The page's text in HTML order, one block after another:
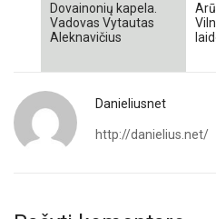
Dovainonių kapela.
Vadovas Vytautas
Aleknavičius
Danieliusnet
http://danielius.net/